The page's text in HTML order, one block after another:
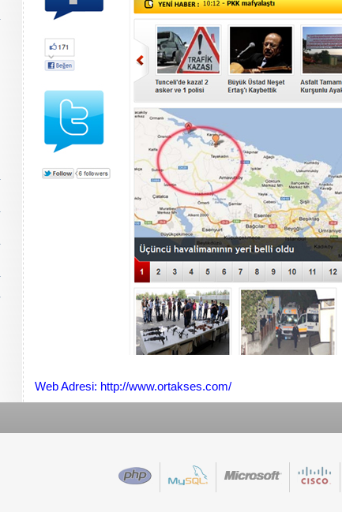
Web Adresi: http://www.ortakses.com/